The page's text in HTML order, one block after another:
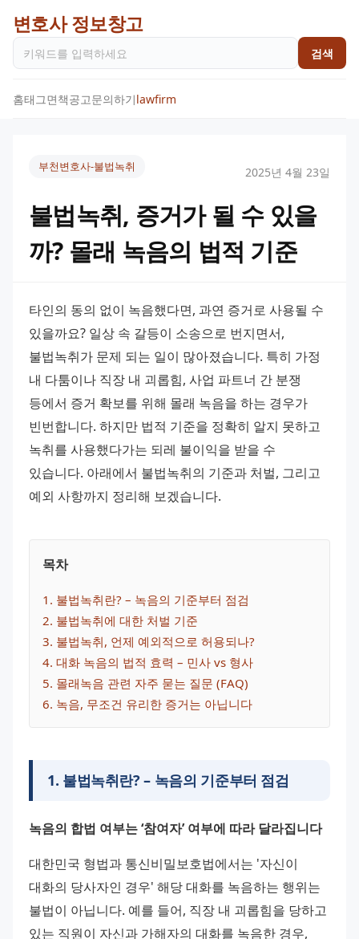
변호사 정보창고
검색
홈태그면책공고문의하기lawfirm
부천변호사-불법녹취 2025년 4월 23일
불법녹취, 증거가 될 수 있을
까? 몰래 녹음의 법적 기준
타인의 동의 없이 녹음했다면, 과연 증거로 사용될 수
있을까요? 일상 속 갈등이 소송으로 번지면서,
불법녹취가 문제 되는 일이 많아졌습니다. 특히 가정
내 다툼이나 직장 내 괴롭힘, 사업 파트너 간 분쟁
등에서 증거 확보를 위해 몰래 녹음을 하는 경우가
빈번합니다. 하지만 법적 기준을 정확히 알지 못하고
녹취를 사용했다가는 되레 불이익을 받을 수
있습니다. 아래에서 불법녹취의 기준과 처벌, 그리고
예외 사항까지 정리해 보겠습니다.
목차
1 . 불법녹취란? – 녹음의 기준부터 점검
2. 불법녹취에 대한 처벌 기준
3. 불법녹취, 언제 예외적으로 허용되나?
4. 대화 녹음의 법적 효력 – 민사 vs 형사
5. 몰래녹음 관련 자주 묻는 질문 (FAQ)
6. 녹음, 무조건 유리한 증거는 아닙니다
1. 불법녹취란? – 녹음의 기준부터 점검
녹음의 합법 여부는 ‘참여자’ 여부에 따라 달라집니다
대한민국 형법과 통신비밀보호법에서는 '자신이
대화의 당사자인 경우' 해당 대화를 녹음하는 행위는
불법이 아닙니다. 예를 들어, 직장 내 괴롭힘을 당하고
있는 직원이 자신과 가해자의 대화를 녹음한 경우,